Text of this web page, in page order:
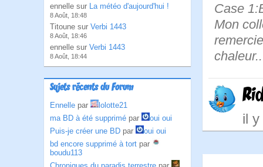
ennelle sur La météo d'aujourd'hui !
8 Août, 18:48
Titoune sur Verbi 1443
8 Août, 18:46
ennelle sur Verbi 1443
8 Août, 18:44
Sujets récents du Forum
Ennelle par
lolotte21
ma BD à été supprimé par
oui oui
Puis-je créer une BD par
oui oui
bd encore supprimé à tort par
boudu113
Case
Mon
il